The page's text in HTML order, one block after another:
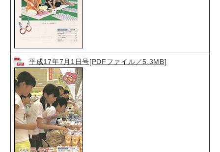
平成17年7月1日号[PDFファイル／5.3MB]